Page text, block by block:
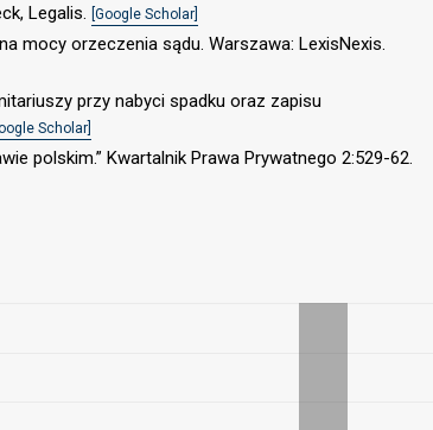
Legalis. [Google Scholar]
mocy orzeczenia sądu. Warszawa: LexisNexis.
przy nabyci spadku oraz zapisu
Scholar]
polskim.” Kwartalnik Prawa Prywatnego 2:529-62.